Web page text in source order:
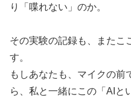
り「喋れない」のか。
その実験の記録も、またこ
す。
もしあなたも、マイクの前
ら、私と一緒にこの「AIと